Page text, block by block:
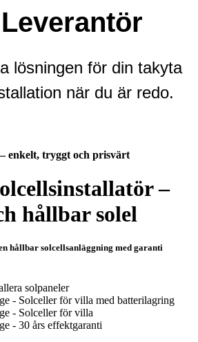
lösningen för din takyta
när du är redo.
enkelt, tryggt och prisvärt
–
hållbar solel
hållbar solcellsanläggning med garanti